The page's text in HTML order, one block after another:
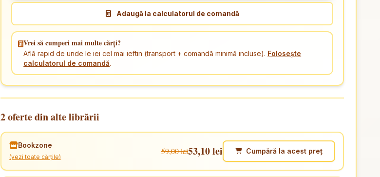
Adaugă la calculatorul de comandă
Vrei să cumperi mai multe cărți?
Află rapid de unde le iei cel mai ieftin (transport + comandă minimă incluse). Folosește
calculatorul de comandă.
2 oferte din alte librării
Bookzone
(vezi toate cărțile)
59,00 lei53,10 lei Cumpără la acest preț